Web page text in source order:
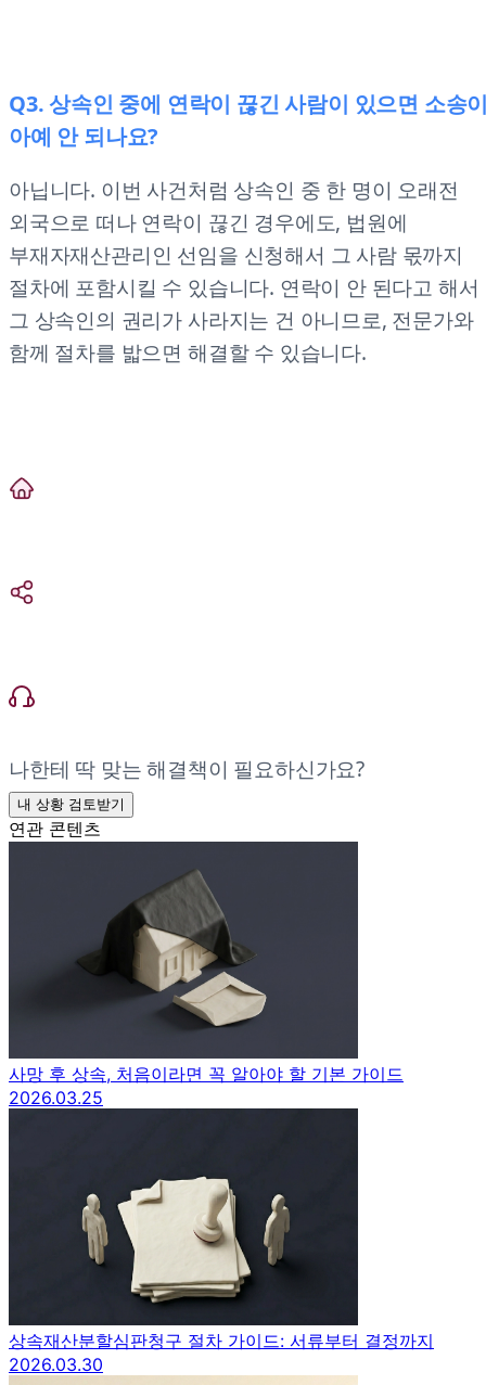
Q3. 상속인 중에 연락이 끊긴 사람이 있으면 소송
아예 안 되나요?
아닙니다. 이번 사건처럼 상속인 중 한 명이 오래전
외국으로 떠나 연락이 끊긴 경우에도, 법원에
부재자재산관리인 선임을 신청해서 그 사람 몫까지
절차에 포함시킬 수 있습니다. 연락이 안 된다고 해서
그 상속인의 권리가 사라지는 건 아니므로, 전문가와
함께 절차를 밟으면 해결할 수 있습니다.
나한테 딱 맞는 해결책이 필요하신가요?
내 상황 검토받기
연관 콘텐츠
사망 후 상속, 처음이라면 꼭 알아야 할 기본 가이드
2026.03.25
상속재산분할심판청구 절차 가이드: 서류부터 결정까지
2026.03.30